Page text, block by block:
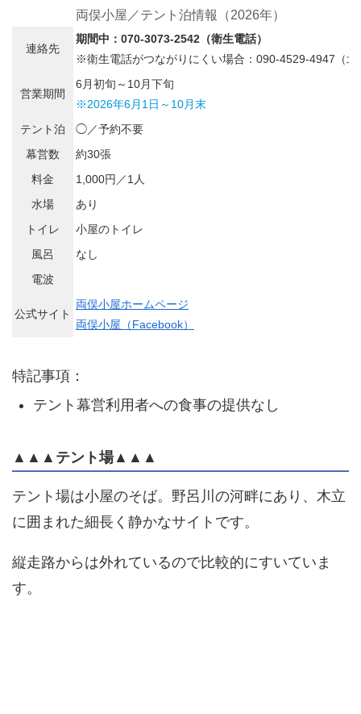
両俣小屋／テント泊情報（2026年）
連絡先
期間中：070-3073-2542（衛生電話）
※衛生電話がつながりにくい場合：090-4529-4947（北
営業期間
6月初旬～10月下旬
※2026年6月1日～10月末
テント泊
◯／予約不要
幕営数
約30張
料金
1,000円／1人
水場
あり
トイレ
小屋のトイレ
風呂
なし
電波
公式サイト
両俣小屋ホームページ
両俣小屋（Facebook）
特記事項：
テント幕営利用者への食事の提供なし
▲▲▲テント場▲▲▲
テント場は小屋のそば。野呂川の河畔にあり、木立
に囲まれた細長く静かなサイトです。
縦走路からは外れているので比較的にすいていま
す。